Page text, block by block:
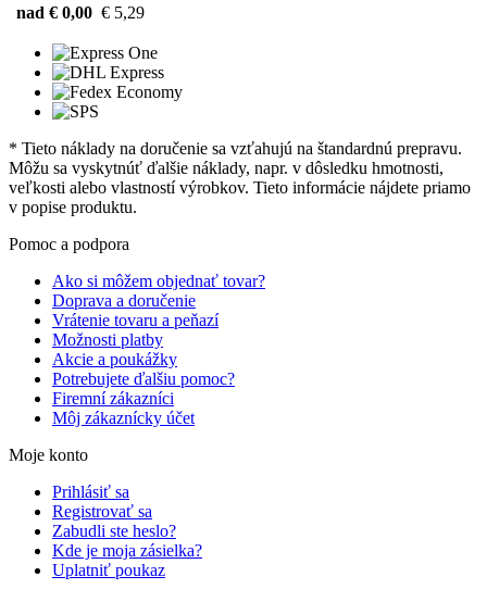
nad € 0,00 € 5,29
* Tieto náklady na doručenie sa vzťahujú na štandardnú prepravu.
Môžu sa vyskytnúť ďalšie náklady, napr. v dôsledku hmotnosti,
veľkosti alebo vlastností výrobkov. Tieto informácie nájdete priamo
v popise produktu.
Pomoc a podpora
Ako si môžem objednať tovar?
Doprava a doručenie
Vrátenie tovaru a peňazí
Možnosti platby
Akcie a poukážky
Potrebujete ďalšiu pomoc?
Firemní zákazníci
Môj zákaznícky účet
Moje konto
Prihlásiť sa
Registrovať sa
Zabudli ste heslo?
Kde je moja zásielka?
Uplatniť poukaz